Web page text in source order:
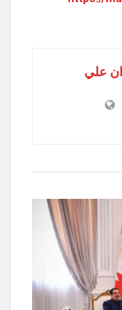
علي